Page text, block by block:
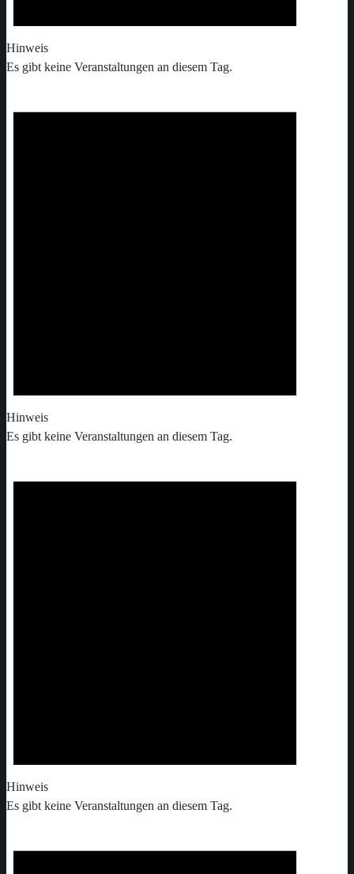
Hinweis
Es gibt keine Veranstaltungen an diesem Tag.
Hinweis
Es gibt keine Veranstaltungen an diesem Tag.
Hinweis
Es gibt keine Veranstaltungen an diesem Tag.